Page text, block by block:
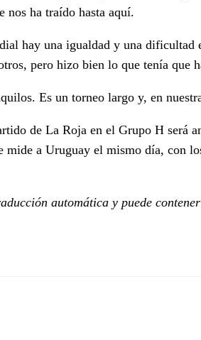
nos ha traído hasta aquí.
hay una igualdad y una dificultad
pero hizo bien lo que tenía que
Es un torneo largo y, en
de La Roja en el Grupo H será
mide a Uruguay el mismo día, con
automática y puede